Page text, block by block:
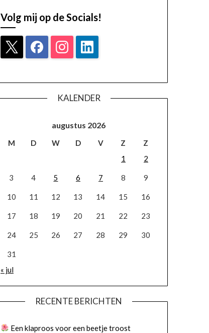
Volg mij op de Socials!
KALENDER
augustus 2026
M D W D V Z
Z
1
2
3 4 5 6 7 8 9
10 11 12 13 14 15 16
17 18 19 20 21 22 23
24 25 26 27 28 29 30
31
« jul
RECENTE BERICHTEN
Een klaproos voor een beetje troost